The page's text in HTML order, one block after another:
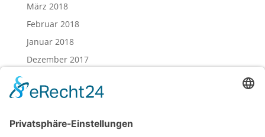
März 2018
Februar 2018
Januar 2018
Dezember 2017
Oktober 2017
Juli 2017